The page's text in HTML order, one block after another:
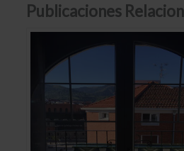
Publicaciones